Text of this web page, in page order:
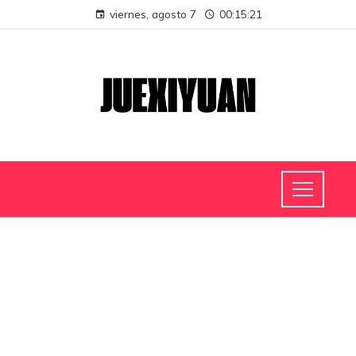
viernes, agosto 7 00:15:22